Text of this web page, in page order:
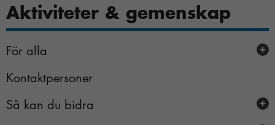
Aktiviteter & gemenskap
För alla
Webinar om vårdförlopp psoriasis 27 maj
Psoriasisförbundets digitala studiecirklar
Kontaktpersoner
Så kan du bidra